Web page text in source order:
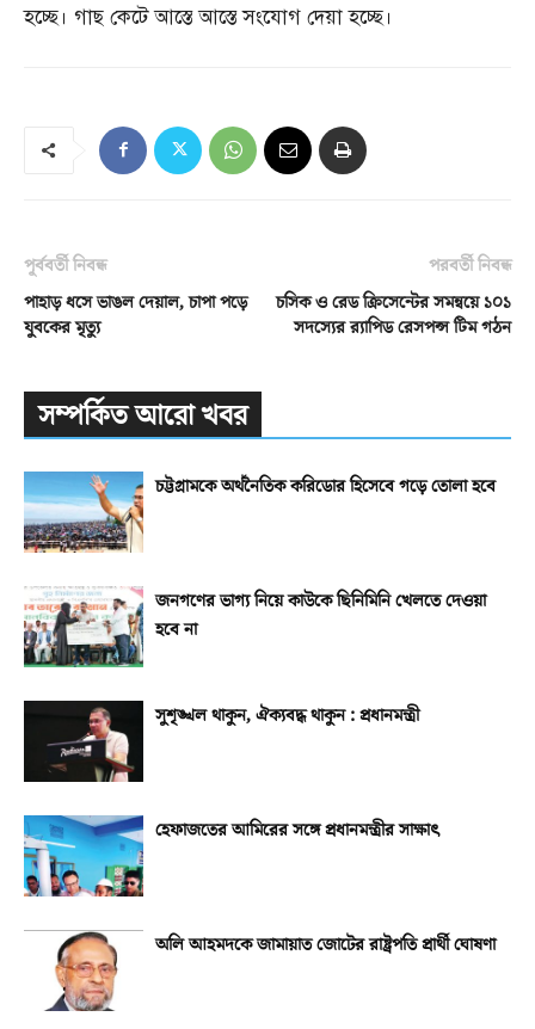
হচ্ছে। গাছ কেটে আস্তে আস্তে সংযোগ দেয়া হচ্ছে।
পূর্ববর্তী নিবন্ধ
পাহাড় ধসে ভাঙল দেয়াল, চাপা পড়ে
যুবকের মৃত্যু
পরবর্তী নিবন্ধ
চসিক ও রেড ক্রিসেন্টের সমন্বয়ে ১০১
সদস্যের র‌্যাপিড রেসপন্স টিম গঠন
সম্পর্কিত আরো খবর
চট্টগ্রামকে অর্থনৈতিক করিডোর হিসেবে গড়ে তোলা হবে
জনগণের ভাগ্য নিয়ে কাউকে ছিনিমিনি খেলতে দেওয়া
হবে না
সুশৃঙ্খল থাকুন, ঐক্যবদ্ধ থাকুন : প্রধানমন্ত্রী
হেফাজতের আমিরের সঙ্গে প্রধানমন্ত্রীর সাক্ষাৎ
অলি আহমদকে জামায়াত জোটের রাষ্ট্রপতি প্রার্থী ঘোষণা